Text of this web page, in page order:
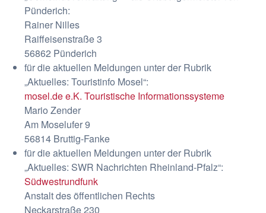
Pünderich:
Rainer Nilles
Raiffeisenstraße 3
56862 Pünderich
für die aktuellen Meldungen unter der Rubrik
„Aktuelles: Touristinfo Mosel“:
mosel.de e.K. Touristische Informationssysteme
Mario Zender
Am Moselufer 9
56814 Bruttig-Fanke
für die aktuellen Meldungen unter der Rubrik
„Aktuelles: SWR Nachrichten Rheinland-Pfalz“:
Südwestrundfunk
Anstalt des öffentlichen Rechts
Neckarstraße 230